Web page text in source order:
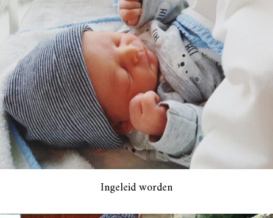
Ingeleid worden